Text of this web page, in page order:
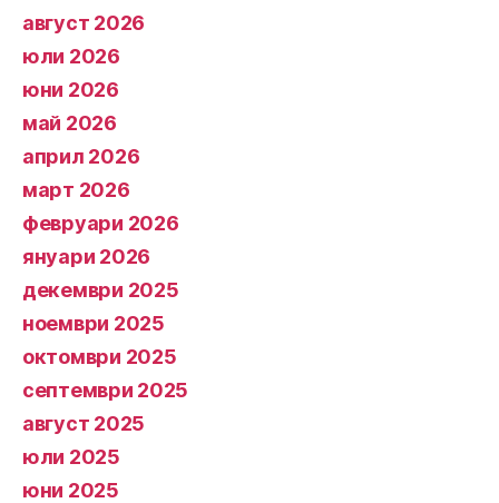
август 2026
юли 2026
юни 2026
май 2026
април 2026
март 2026
февруари 2026
януари 2026
декември 2025
ноември 2025
октомври 2025
септември 2025
август 2025
юли 2025
юни 2025